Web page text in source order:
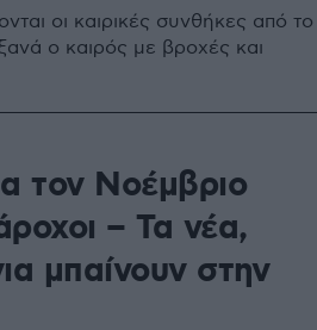
οι καιρικές συνθήκες από το
ο καιρός με βροχές και
τον Νοέμβριο
– Τα νέα,
μπαίνουν στην